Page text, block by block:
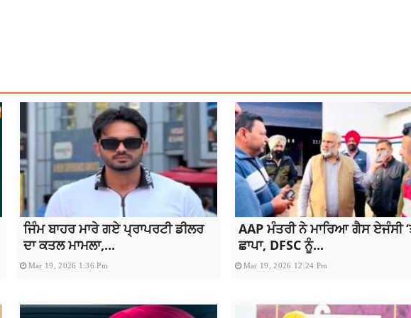
ਜਿੰਮ ਬਾਹਰ ਮਾਰੇ ਗਏ ਪ੍ਰਾਪਰਟੀ ਡੀਲਰ
ਦਾ ਕਤਲ ਮਾਮਲਾ,...
Mar 19, 2026 1:36 Pm
AAP ਮੰਤਰੀ ਨੇ ਮਾਰਿਆ ਗੈਸ ਏਜੰਸੀ
ਛਾਪਾ, DFSC ਨੂੰ...
Mar 19, 2026 12:24 Pm